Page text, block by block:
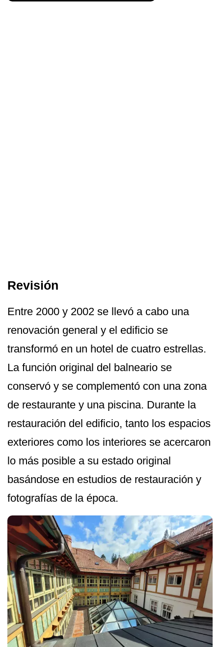
Revisión
Entre 2000 y 2002 se llevó a cabo una
renovación general y el edificio se
transformó en un hotel de cuatro estrellas.
La función original del balneario se
conservó y se complementó con una zona
de restaurante y una piscina. Durante la
restauración del edificio, tanto los espacios
exteriores como los interiores se acercaron
lo más posible a su estado original
basándose en estudios de restauración y
fotografías de la época.